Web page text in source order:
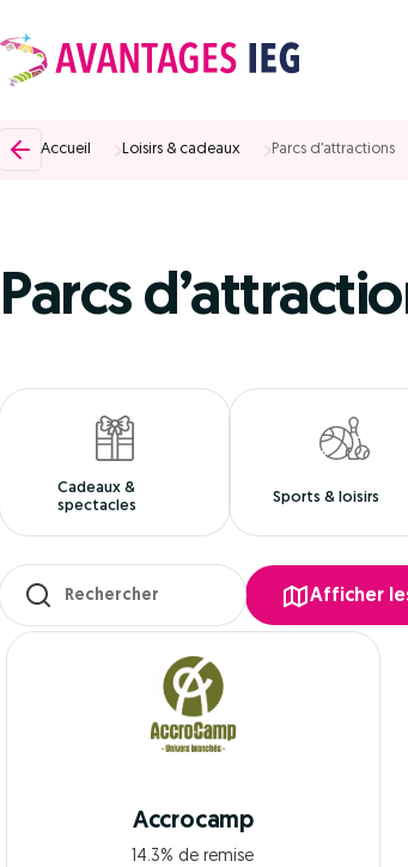
Accueil Loisirs & cadeaux Parcs d’attractions
Parcs
Cadeaux &
spectacles
Sports & loisirs
Les résultats se mettent à jour au fur et à
Afficher
Accrocamp
14.3% de remise